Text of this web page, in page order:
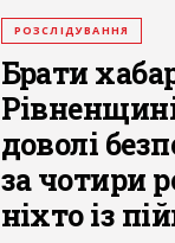
РОЗСЛІДУВАННЯ
Брати
доволі
за чотири
ніхто із